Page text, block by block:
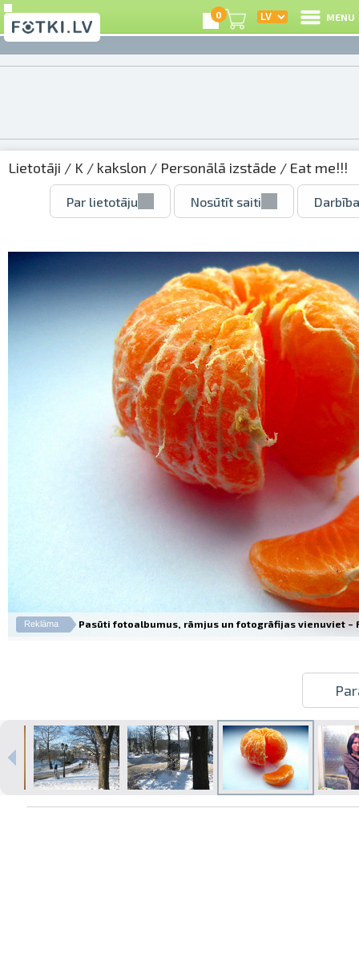
Izdrukas 1h laikā Rīgā – pasūtiet
tiešsaistē
Dažādi formāti un papīra veidi
0 MENU
Lietotāji / K / kakslon / Personālā izstāde / Eat me!!!
Par lietotāju Nosūtīt saiti
Reklāma Pasūti fotoalbumus, rāmjus un fotogrāfijas vienuviet –